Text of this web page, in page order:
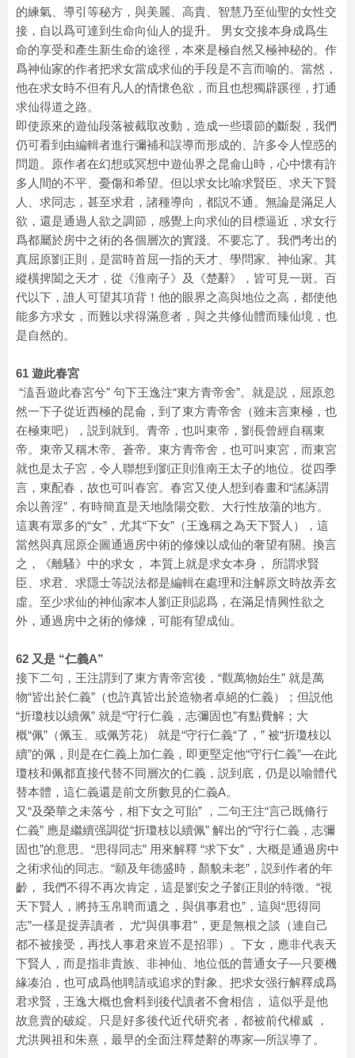
的練氣、導引等秘方，與美麗、高貴、智慧乃至仙聖的女性交
接，自以爲可達到生命向仙人的提升。 男女交接本身成爲生
命的享受和產生新生命的途徑，本來是極自然又極神秘的。作
爲神仙家的作者把求女當成求仙的手段是不言而喻的。當然，
他在求女時不但有凡人的情懷色欲，而且也想獨辟蹊徑，打通
求仙得道之路。
即使原來的遊仙段落被截取改動，造成一些環節的斷裂，我們
仍可看到由編輯者進行彌補和誤導而形成的、許多令人惶惑的
問題。原作者在幻想或冥想中遊仙界之昆侖山時，心中懷有許
多人間的不平、憂傷和希望。但以求女比喻求賢臣、求天下賢
人、求同志，甚至求君，諸種導向，都説不通。無論是滿足人
欲，還是通過人欲之調節，感覺上向求仙的目標逼近，求女行
爲都屬於房中之術的各個層次的實踐。不要忘了。我們考出的
真屈原劉正則，是當時首屈一指的天才、學問家、神仙家。其
縱橫捭闔之天才，從《淮南子》及《楚辭》，皆可見一斑。百
代以下，誰人可望其項背！他的眼界之高與地位之高，都使他
能多方求女，而難以求得滿意者，與之共修仙體而臻仙境，也
是自然的。
61 遊此春宮
“溘吾遊此春宮兮” 句下王逸注“東方青帝舍”。就是説，屈原忽
然一下子從近西極的昆侖，到了東方青帝舍（雖未言東極，也
在極東吧），説到就到。青帝，也叫東帝，劉長曾經自稱東
帝。東帝又稱木帝、蒼帝。東方青帝舍，也可叫東宮，而東宮
就也是太子宮，令人聯想到劉正則淮南王太子的地位。從四季
言，東配春，故也可叫春宮。春宮又使人想到春畫和“謠諑謂
余以善淫”，有時簡直是天地陰陽交歡、大行性放蕩的地方。
這裏有眾多的“女”，尤其“下女”（王逸稱之為天下賢人），這
當然與真屈原企圖通過房中術的修煉以成仙的奢望有關。換言
之，《離騷》中的求女， 本質上就是求女本身， 所謂求賢
臣、求君、求隱士等説法都是編輯在處理和注解原文時故弄玄
虛。至少求仙的神仙家本人劉正則認爲，在滿足情興性欲之
外，通過房中之術的修煉，可能有望成仙。
62 又是 “仁義A”
接下二句，王注謂到了東方青帝宮後，“觀萬物始生” 就是萬
物“皆出於仁義”（也許真皆出於造物者卓絕的仁義）；但説他
“折瓊枝以續佩” 就是“守行仁義，志彌固也”有點費解；大
概“佩”（佩玉、或佩芳花） 就是“守行仁義“了，” 被“折瓊枝以
續”的佩，則是在仁義上加仁義，即更堅定他“守行仁義”—在此
瓊枝和佩都直接代替不同層次的仁義，説到底，仍是以喻體代
替本體，這仁義還是前文所數見的仁義A。
又“及榮華之未落兮，相下女之可貽” ，二句王注“言己既脩行
仁義” 應是繼續强調從“折瓊枝以續佩” 解出的“守行仁義，志彌
固也”的意思。“思得同志” 用來解釋 “求下女”，大概是通過房中
之術求仙的同志。“願及年德盛時，顏貌未老”，説到作者的年
齡， 我們不得不再次肯定，這是劉安之子劉正則的特徵。“視
天下賢人，將持玉帛聘而遺之，與俱事君也”，這與“思得同
志”一樣是捉弄讀者， 尤“與俱事君”，更是無根之談（連自己
都不被接受，再找人事君來豈不是招罪）。下女，應非代表天
下賢人，而是指非貴族、非神仙、地位低的普通女子—只要機
緣凑泊，也可成爲他聘請或追求的對象。把求女强行解釋成爲
君求賢，王逸大概也會料到後代讀者不會相信， 這似乎是他
故意賣的破綻。只是好多後代近代研究者，都被前代權威 ，
尤洪興祖和朱熹，最早的全面注釋楚辭的專家—所誤導了。